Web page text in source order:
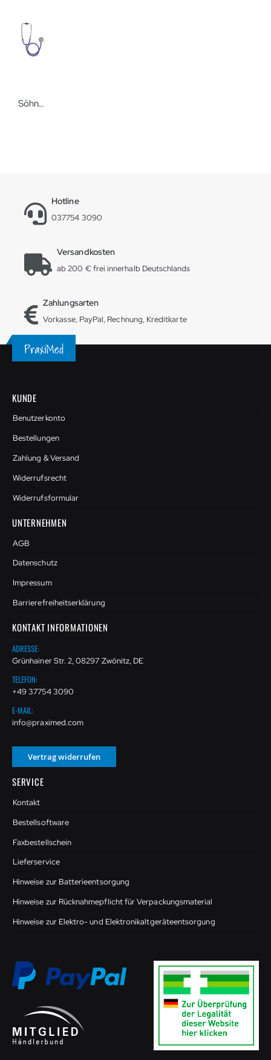
Söhngen Stethoskope für Ausbildung
Hotline
037754 3090
Versandkosten
ab 200 € frei innerhalb Deutschlands
Zahlungsarten
Vorkasse, PayPal, Rechnung, Kreditkarte
KUNDE
Benutzerkonto
Bestellungen
Zahlung & Versand
Widerrufsrecht
Widerrufsformular
UNTERNEHMEN
AGB
Datenschutz
Impressum
Barrierefreiheitserklärung
KONTAKT INFORMATIONEN
ADRESSE:
Grünhainer Str. 2, 08297 Zwönitz, DE
TELEFON:
+49 37754 3090
E-MAIL:
info@praximed.com
Vertrag widerrufen
SERVICE
Kontakt
Bestellsoftware
Faxbestellschein
Lieferservice
Hinweise zur Batterieentsorgung
Hinweise zur Rücknahmepflicht für Verpackungsmaterial
Hinweise zur Elektro- und Elektronikaltgeräteentsorgung